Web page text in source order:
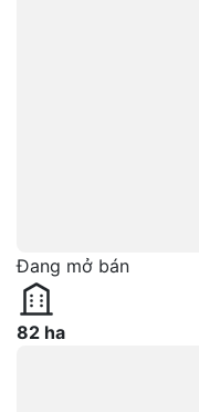
Đang mở bán
82 ha